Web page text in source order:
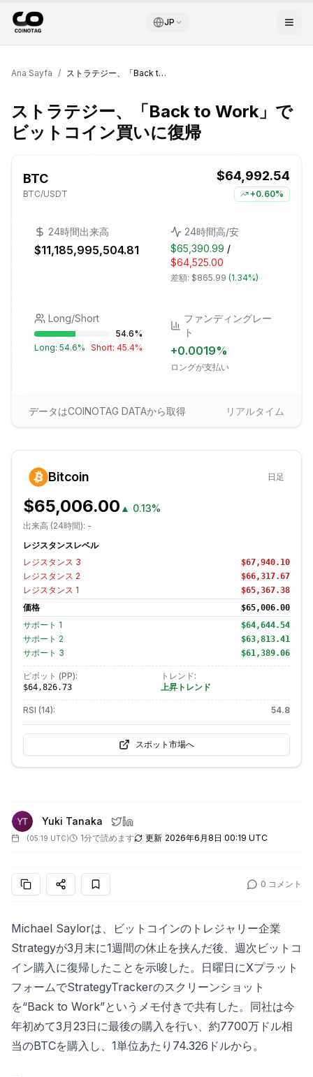
JP
Ana Sayfa / ストラテジー、「Back to Work」でビットコイン買いに復帰
ストラテジー、「Back to Work」で
ビットコイン買いに復帰
BTC
BTC/USDT
$64,992.54
+0.60%
24時間出来高
$11,185,995,504.81
24時間高/安
$65,390.99 /
$64,525.00
差額: $865.99 (1.34%)
Long/Short
54.6%
Long: 54.6% Short: 45.4%
ファンディングレー
ト
+0.0019%
ロングが支払い
データはCOINOTAG DATAから取得 リアルタイム
Bitcoin 日足
$65,006.00 ▲ 0.13%
出来高 (24時間): -
レジスタンスレベル
レジスタンス 3 $67,940.10
レジスタンス 2 $66,317.67
レジスタンス 1 $65,367.38
価格 $65,006.00
サポート 1 $64,644.54
サポート 2 $63,813.41
サポート 3 $61,389.06
ピボット (PP):
$64,826.73
トレンド:
上昇トレンド
RSI (14): 54.8
スポット市場へ
Yuki Tanaka
(05:19 UTC) 1分で読めます 更新 2026年6月8日 00:19 UTC
0 コメント
Michael Saylorは、ビットコインのトレジャリー企業
Strategyが3月末に1週間の休止を挟んだ後、週次ビットコ
イン購入に復帰したことを示唆した。日曜日にXプラット
フォームでStrategyTrackerのスクリーンショット
を“Back to Work”というメモ付きで共有した。同社は今
年初めて3月23日に最後の購入を行い、約7700万ドル相
当のBTCを購入し、1単位あたり74.326ドルから。